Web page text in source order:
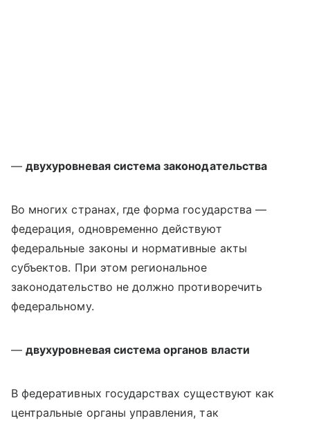
—двухуровневая система законодательства
Во многих странах, где форма государства —
федерация, одновременно действуют
федеральные законы и нормативные акты
субъектов. При этом региональное
законодательство не должно противоречить
федеральному.
—двухуровневая система органов власти
В федеративных государствах существуют как
центральные органы управления, так